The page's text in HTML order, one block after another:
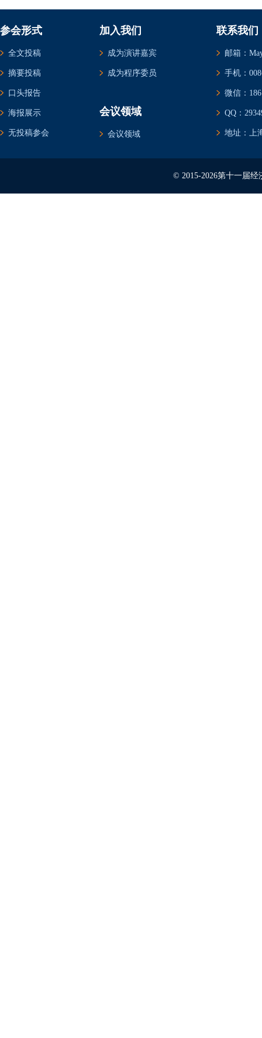
参会形式
全文投稿
摘要投稿
口头报告
海报展示
无投稿参会
加入我们
成为演讲嘉宾
成为程序委员
会议领域
会议领域
联系我们
邮箱：
手机：
微信：
QQ：
地址：上
© 2015-2026第十一届